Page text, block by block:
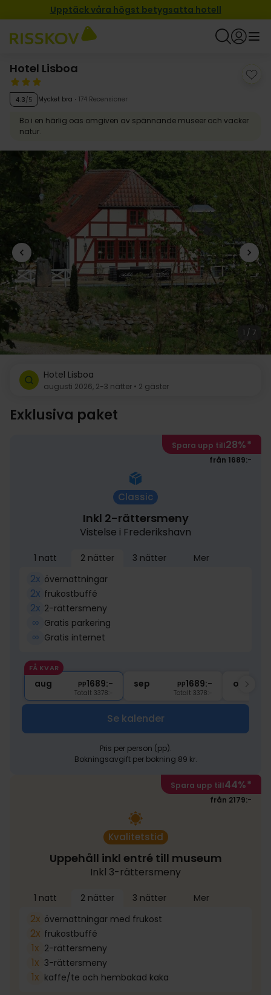
Upptäck våra högst betygsatta hotell
Hotel Lisboa
4.3/5 Mycket bra 174 Recensioner
Bo i en härlig oas omgiven av spännande museer och vacker
natur.
1 / 7
Hotel Lisboa
augusti 2026, 2-3 nätter • 2 gäster
Exklusiva paket
Spara upp till28%*
från 1689:-
Classic
Inkl 2-rättersmeny
Vistelse i Frederikshavn
1 natt 2 nätter 3 nätter Mer
2x övernattningar
2x frukostbuffé
2x 2-rättersmeny
∞ Gratis parkering
∞ Gratis internet
FÅ KVAR
aug pp1689:-
Totalt 3378:-
sep pp1689:-
Totalt 3378:-
okt
Se kalender
Pris per person (pp).
Bokningsavgift per bokning 89 kr.
Spara upp till44%*
från 2179:-
Kvalitetstid
Uppehåll inkl entré till museum
Inkl 3-rättersmeny
1 natt 2 nätter 3 nätter Mer
2x övernattningar med frukost
2x frukostbuffé
1x 2-rättersmeny
1x 3-rättersmeny
1x kaffe/te och hembakad kaka